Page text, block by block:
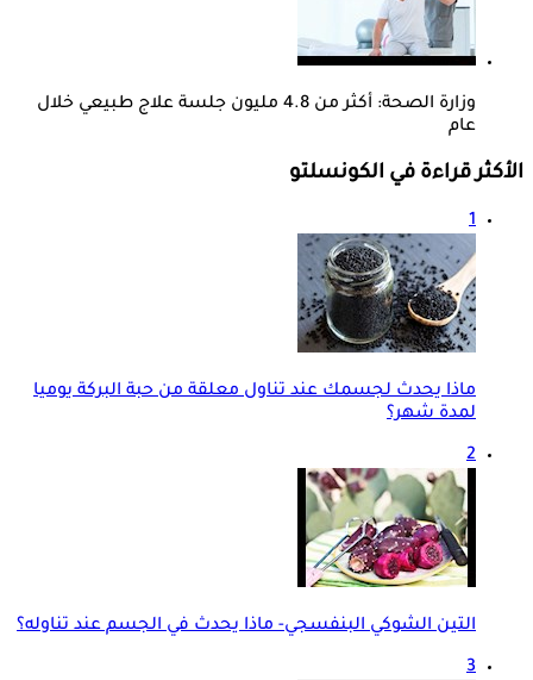
وزارة الصحة: أكثر من 4.8 مليون جلسة علاج طبيعي خلال
عام
الأكثر قراءة في الكونسلتو
1
ماذا يحدث لجسمك عند تناول معلقة من حبة البركة يوميا
لمدة شهر؟
2
التين الشوكي البنفسجي- ماذا يحدث في الجسم عند تناوله؟
3